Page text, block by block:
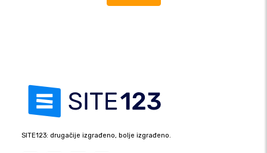
SITE123: drugačije izgrađeno, bolje izgrađeno.